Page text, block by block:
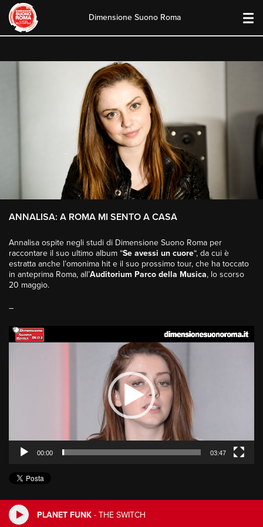
PLANET FUNK - THE SWITCH
content
Dimensione Suono Roma
ANNALISA: A ROMA MI SENTO A CASA
Annalisa ospite negli studi di Dimensione Suono Roma per
raccontare il suo ultimo album “Se avessi un cuore“, da cui è
estratta anche l’omonima hit e il suo prossimo tour, che ha toccato
in anteprima Roma, all’Auditorium Parco della Musica, lo scorso
20 maggio.
–
Video
Player
00:00 03:47